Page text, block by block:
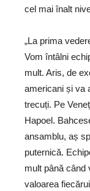
cel mai înalt
„La prima
Vom întâlni
mult. Aris, de
americani și va
trecuți. Pe
Hapoel.
ansamblu, aș
puternică.
mult până când
valoarea